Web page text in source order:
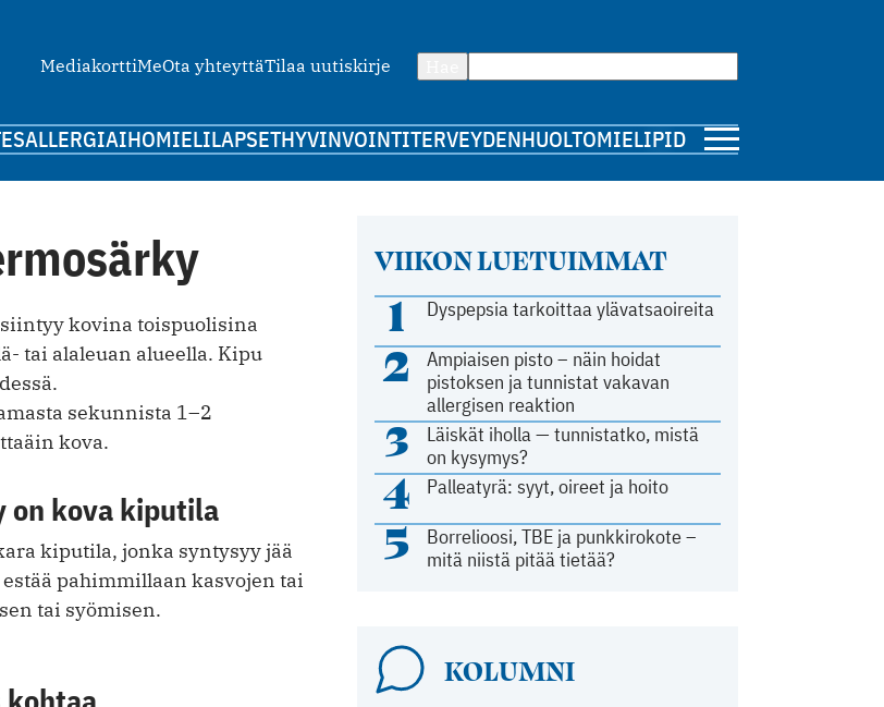
MediakorttiMeOta yhteyttäTilaa uutiskirje
ALLERGIAIHOMIELILAPSETHYVINVOINTITERVEYDENHUOLTOMIELIPIDE
kovina toispuolisina
tai alaleuan alueella. Kipu
sekunnista 1–2
kova.
on kova kiputila
kiputila, jonka syntysyy jää
pahimmillaan kasvojen tai
tai syömisen.
VIIKON LUETUIMMAT
1 Dyspepsia tarkoittaa ylävatsaoireita
2
Ampiaisen pisto – näin hoidat
pistoksen ja tunnistat vakavan
allergisen reaktion
3
Läiskät iholla — tunnistatko, mistä
on kysymys?
4 Palleatyrä: syyt, oireet ja hoito
5
Borrelioosi, TBE ja punkkirokote –
mitä niistä pitää tietää?
KOLUMNI